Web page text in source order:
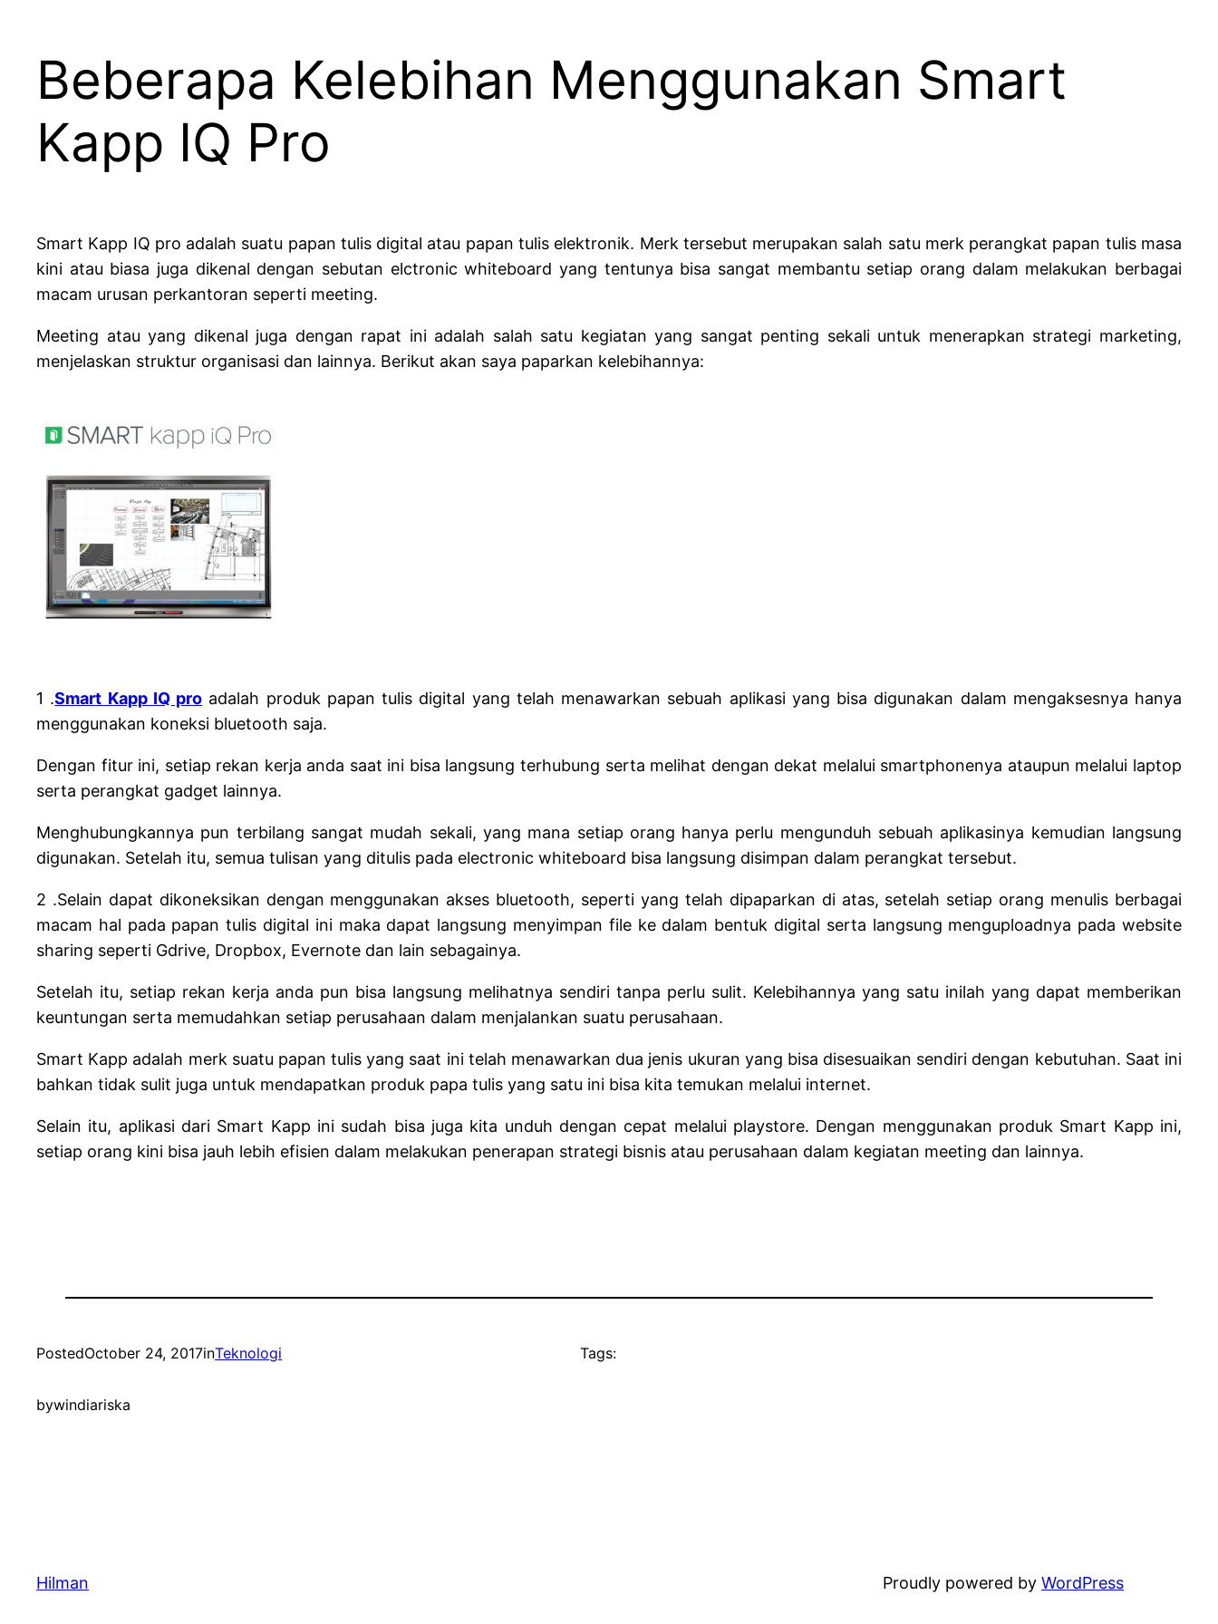
Beberapa Kelebihan Menggunakan Smart
Kapp IQ Pro
Smart Kapp IQ pro adalah suatu papan tulis digital atau papan tulis elektronik. Merk tersebut merupakan salah satu merk perangkat papan tulis masa
kini atau biasa juga dikenal dengan sebutan elctronic whiteboard yang tentunya bisa sangat membantu setiap orang dalam melakukan berbagai
macam urusan perkantoran seperti meeting.
Meeting atau yang dikenal juga dengan rapat ini adalah salah satu kegiatan yang sangat penting sekali untuk menerapkan strategi marketing,
menjelaskan struktur organisasi dan lainnya. Berikut akan saya paparkan kelebihannya:
1 .Smart Kapp IQ pro adalah produk papan tulis digital yang telah menawarkan sebuah aplikasi yang bisa digunakan dalam mengaksesnya hanya
menggunakan koneksi bluetooth saja.
Dengan fitur ini, setiap rekan kerja anda saat ini bisa langsung terhubung serta melihat dengan dekat melalui smartphonenya ataupun melalui laptop
serta perangkat gadget lainnya.
Menghubungkannya pun terbilang sangat mudah sekali, yang mana setiap orang hanya perlu mengunduh sebuah aplikasinya kemudian langsung
digunakan. Setelah itu, semua tulisan yang ditulis pada electronic whiteboard bisa langsung disimpan dalam perangkat tersebut.
2 .Selain dapat dikoneksikan dengan menggunakan akses bluetooth, seperti yang telah dipaparkan di atas, setelah setiap orang menulis berbagai
macam hal pada papan tulis digital ini maka dapat langsung menyimpan file ke dalam bentuk digital serta langsung menguploadnya pada website
sharing seperti Gdrive, Dropbox, Evernote dan lain sebagainya.
Setelah itu, setiap rekan kerja anda pun bisa langsung melihatnya sendiri tanpa perlu sulit. Kelebihannya yang satu inilah yang dapat memberikan
keuntungan serta memudahkan setiap perusahaan dalam menjalankan suatu perusahaan.
Smart Kapp adalah merk suatu papan tulis yang saat ini telah menawarkan dua jenis ukuran yang bisa disesuaikan sendiri dengan kebutuhan. Saat ini
bahkan tidak sulit juga untuk mendapatkan produk papa tulis yang satu ini bisa kita temukan melalui internet.
Selain itu, aplikasi dari Smart Kapp ini sudah bisa juga kita unduh dengan cepat melalui playstore. Dengan menggunakan produk Smart Kapp ini,
setiap orang kini bisa jauh lebih efisien dalam melakukan penerapan strategi bisnis atau perusahaan dalam kegiatan meeting dan lainnya.
PostedOctober 24, 2017inTeknologi
bywindiariska
Tags:
Hilman Proudly powered by WordPress